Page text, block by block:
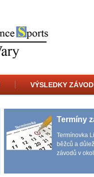
VÝSLEDKY
Termíny
Termínovka
běžců a
závodů v